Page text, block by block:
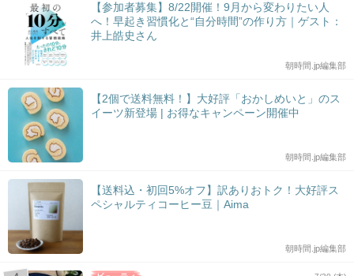
【参加者募集】8/22開催！9月から変わりたい人
へ！早起き習慣化と“自分時間”の作り方｜ゲスト：
井上皓史さん
朝時間.jp編集部
【2個で送料無料！】大好評「おかしめいと」のス
イーツ新登場 | お得なキャンペーン開催中
朝時間.jp編集部
【送料込・初回5%オフ】訳ありおトク！大好評ス
ペシャルティコーヒー豆｜Aima
朝時間.jp編集部